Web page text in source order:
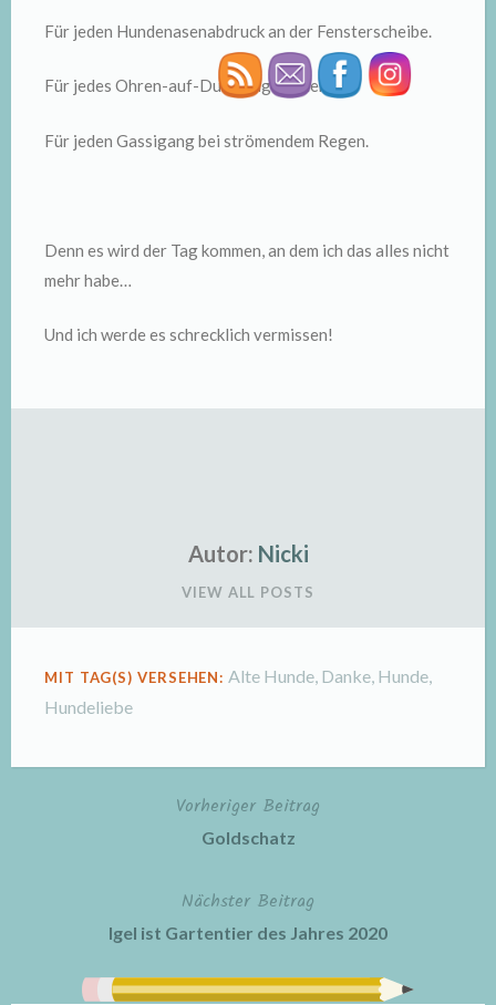
Für jeden Hundenasenabdruck an der Fensterscheibe.
Für jedes Ohren-auf-Durchzug-stellen.
Für jeden Gassigang bei strömendem Regen.
Denn es wird der Tag kommen, an dem ich das alles nicht
mehr habe…
Und ich werde es schrecklich vermissen!
Autor: Nicki
VIEW ALL POSTS
MIT TAG(S) VERSEHEN:Alte Hunde Danke Hunde
Hundeliebe
BeitragsnavigationVorheriger Beitrag
Goldschatz
Nächster Beitrag
Igel ist Gartentier des Jahres 2020